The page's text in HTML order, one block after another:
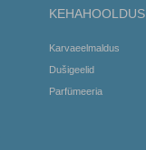
KEHAHOOLDUS
Karvaeelmaldus
Dušigeelid
Parfümeeria